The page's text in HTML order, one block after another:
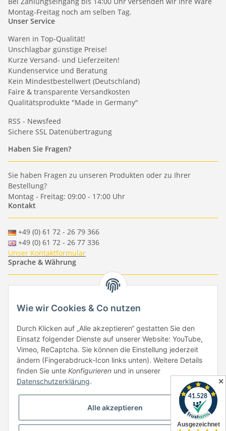
Montag-Freitag noch am selben Tag.
Unser Service
Waren in Top-Qualität!
Unschlagbar günstige Preise!
Kurze Versand- und Lieferzeiten!
Kundenservice und Beratung
Kein Mindestbestellwert (Deutschland)
Faire & transparente Versandkosten
Qualitätsprodukte "Made in Germany"
RSS - Newsfeed
Sichere SSL Datenübertragung
Haben Sie Fragen?
Sie haben Fragen zu unseren Produkten oder zu Ihrer
Bestellung?
Montag - Freitag: 09:00 - 17:00 Uhr
Kontakt
+49 (0) 61 72 - 26 79 366
+49 (0) 61 72 - 26 77 336
Unser Kontaktformular
Sprache & Währung
- - -
-
EUR-GBP-USD-CHF
Händlerbund
Vertrag widerrufen ✕
Wie wir Cookies & Co nutzen
Durch Klicken auf „Alle akzeptieren“ gestatten Sie den
Einsatz folgender Dienste auf unserer Website: YouTube,
Vimeo, ReCaptcha. Sie können die Einstellung jederzeit
ändern (Fingerabdruck-Icon links unten). Weitere Details
finden Sie unte Konfigurieren und in unserer
Datenschutzerklärung.
Alle akzeptieren